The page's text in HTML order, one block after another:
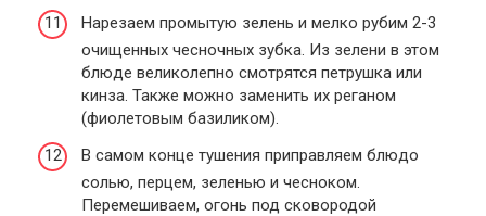
Нарезаем промытую зелень и мелко рубим 2-3
очищенных чесночных зубка. Из зелени в этом
блюде великолепно смотрятся петрушка или
кинза. Также можно заменить их реганом
(фиолетовым базиликом).
В самом конце тушения приправляем блюдо
солью, перцем, зеленью и чесноком.
Перемешиваем, огонь под сковородой